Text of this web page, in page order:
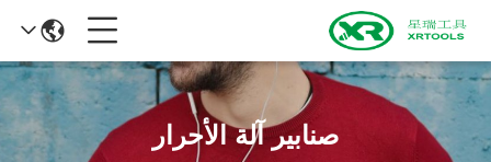
صنابير آلة الأحرار